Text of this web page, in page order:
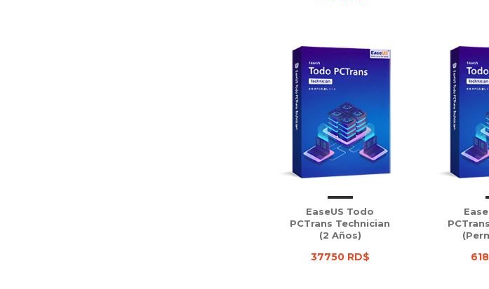
EaseUS Todo
PCTrans Technician
(2 Años)
37750 RD$